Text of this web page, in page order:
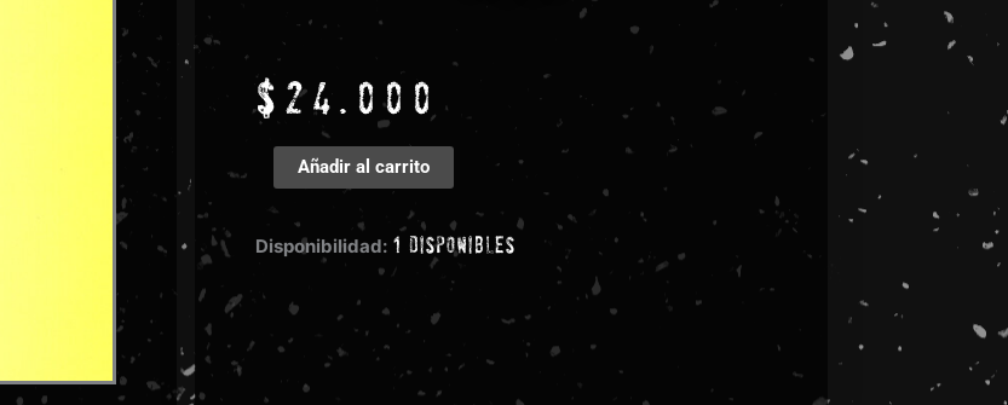
$ 24.000
Brains
Rock
Light
Añadir al carrito
Disponibilidad: 1 disponibles